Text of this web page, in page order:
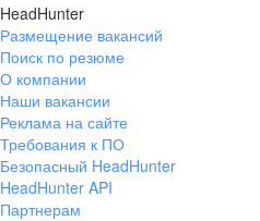
HeadHunter
Размещение вакансий
Поиск по резюме
О компании
Наши вакансии
Реклама на сайте
Требования к ПО
Безопасный HeadHunter
HeadHunter API
Партнерам